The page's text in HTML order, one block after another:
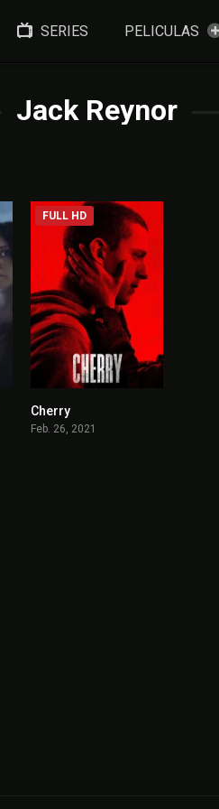
SERIES PELICULAS
Jack Reynor
FULL HD
Cherry
Feb. 26, 2021